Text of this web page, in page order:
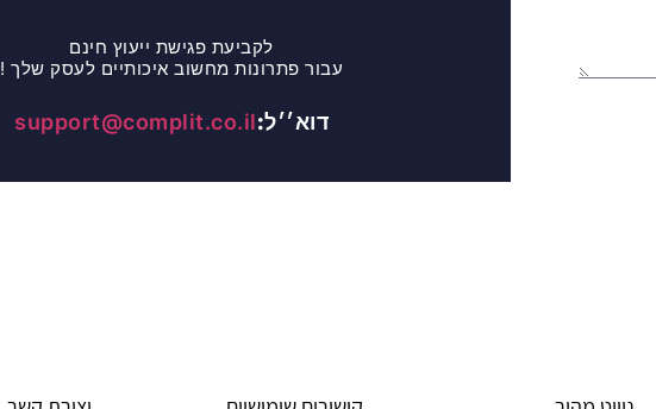
לקביעת פגישת ייעוץ חינם
עבור פתרונות מחשוב איכותיים לעסק שלך !
דוא׳׳ל:support@complit.co.il